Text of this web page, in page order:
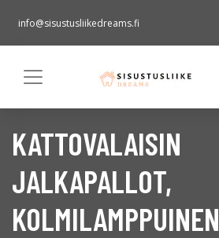
info@sisustusliikedreams.fi
KATTOVALAISIN
JALKAPALLOT,
KOLMILAMPPUINEN